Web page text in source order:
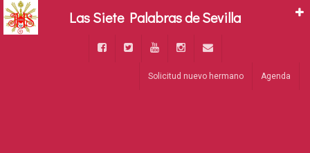
Solicitud nuevo hermano Agenda
Las Siete Palabras de Sevilla